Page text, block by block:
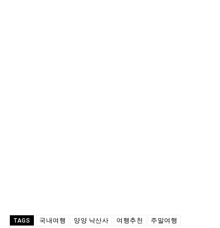
TAGS 국내여행 양양 낙산사 여행추천
주말여행